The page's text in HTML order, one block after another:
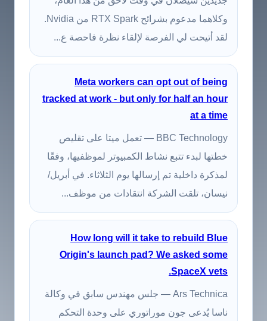
وكلاهما مدعوم بشرائح RTX Spark من Nvidia.
لقد أتيحت لي الفرصة لإلقاء نظرة فاحصة ع...
Meta workers can opt out of being
tracked at work - but only for half an hour
at a time
BBC Technology — تعمل ميتا على تقليص
خطتها لبدء تتبع نشاط الكمبيوتر لموظفيها، وفقًا
لمذكرة داخلية تم إرسالها يوم الثلاثاء. في أبريل/
نيسان، تلقت الشركة انتقادات من موظف...
How long will it take to rebuild Blue
Origin's launch pad? We asked some
SpaceX vets.
Ars Technica — جلس مهندس سابق في وكالة
ناسا يُدعى جون موراتوري على وحدة التحكم